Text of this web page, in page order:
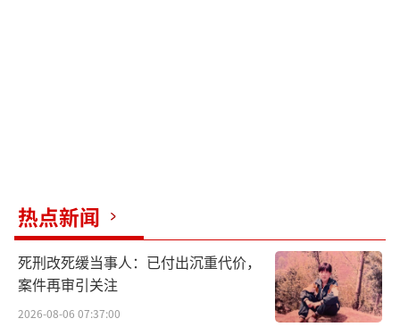
热点新闻
死刑改死缓当事人：已付出沉重代价，
案件再审引关注
2026-08-06 07:37:00